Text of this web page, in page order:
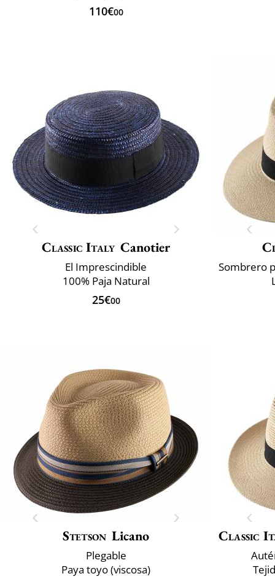
110€00
Classic Italy Canotier
El Imprescindible
100% Paja Natural
25€00
Stetson Licano
Plegable
Paya toyo (viscosa)
Classic